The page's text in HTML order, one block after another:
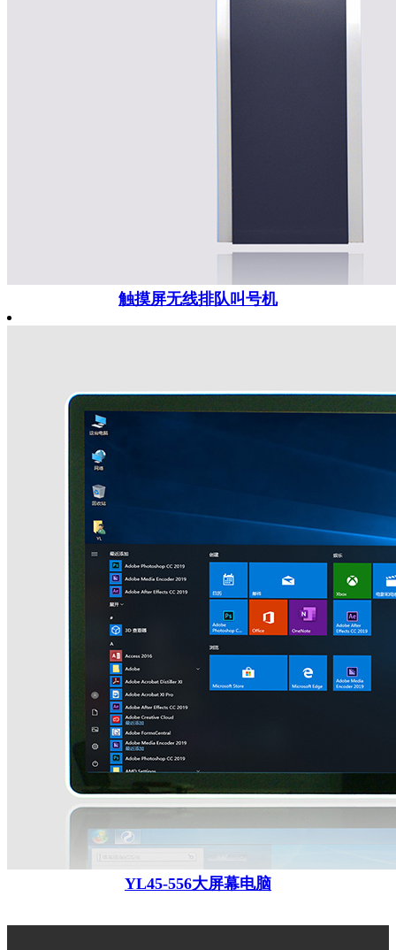
触摸屏无线排队叫号机
YL45-556大屏幕电脑